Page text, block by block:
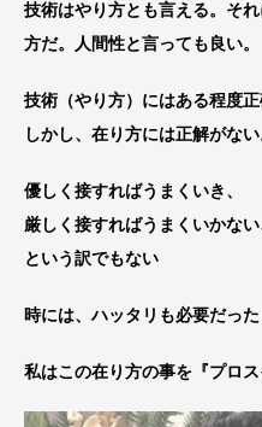
技術はやり方とも言える。そ
方だ。人間性と言っても良い。
技術（やり方）にはある程度正
しかし、在り方には正解がない
優しく接すればうまくいき、
厳しく接すればうまくいかない
という訳でもない
時には、ハッタリも必要だっ
私はこの在り方の事を『プロス